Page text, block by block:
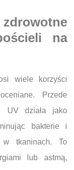
na
wiele korzyści
Przede
UV działa jako
bakterie i
tkaninach. To
lub astmą,